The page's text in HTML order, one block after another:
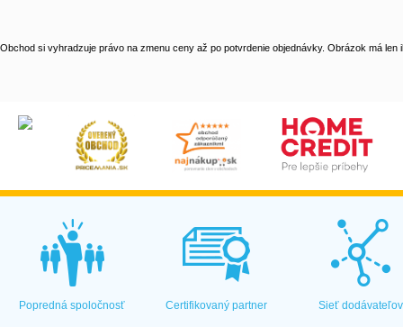
Obchod si vyhradzuje právo na zmenu ceny až po potvrdenie objednávky. Obrázok má len
Popredná spoločnosť Certifikovaný partner Sieť dodávateľov